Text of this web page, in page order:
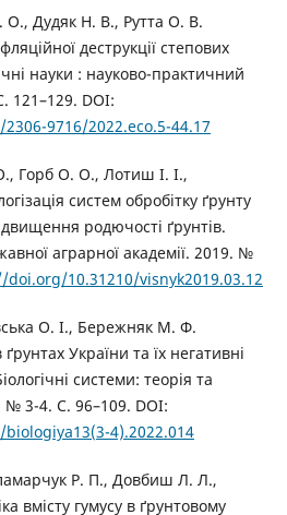
О., Дудяк Н. В., Рутта О. В.
деструкції степових
науки : науково-практичний
121–129. DOI:
9716/2022.eco.5-44.17
Горб О. О., Лотиш І. І.,
систем обробітку ґрунту
родючості ґрунтів.
аграрної академії. 2019. №
10.31210/visnyk2019.03.12
О. І., Бережняк М. Ф.
України та їх негативні
системи: теорія та
№ 3-4. С. 96–109. DOI:
4).2022.014
Р. П., Довбиш Л. Л.,
вмісту гумусу в ґрунтовому